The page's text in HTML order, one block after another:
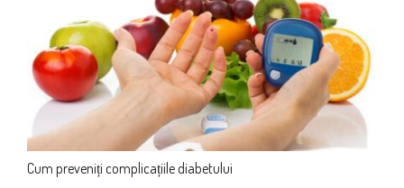
Cum preveniți complicațiile diabetului